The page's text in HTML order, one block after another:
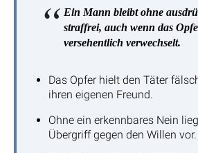
Ein Mann bleibt ohne
straffrei, auch wenn das
versehentlich verwechselt.
Das Opfer hielt den Täter
ihren eigenen Freund.
Ohne ein erkennbares Nein
Übergriff gegen den Willen vor.